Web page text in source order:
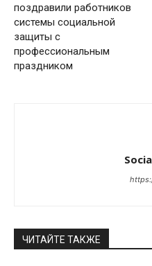
поздравили работников
системы социальной
защиты с
профессиональным
праздником
ЧИТАЙТЕ ТАКЖЕ